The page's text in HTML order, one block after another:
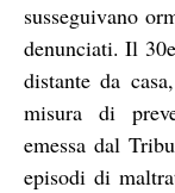
susseguivano
denunciati. Il
distante da
misura di
emessa dal
episodi di